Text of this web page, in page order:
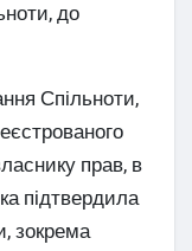
до
Спільноти,
прав, в
підтвердила
зокрема